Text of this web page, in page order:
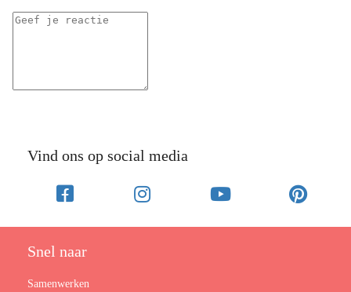
Vind ons op social media
Snel naar
Samenwerken